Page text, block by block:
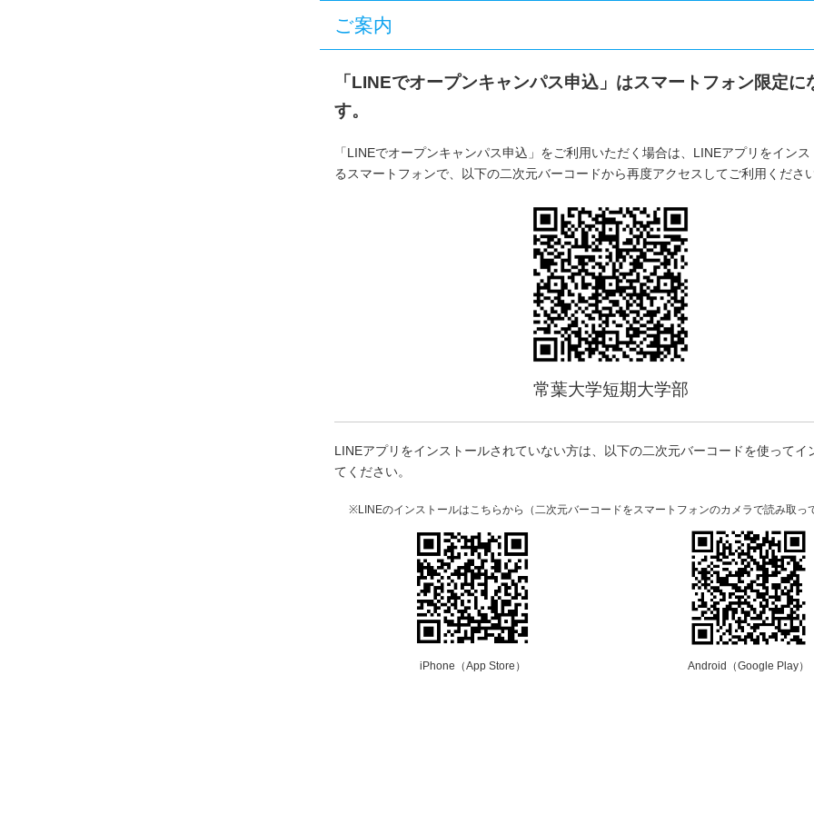
ご案内
「LINEでオープンキャンパス申込」はスマートフォン限定に
す。
「LINEでオープンキャンパス申込」をご利用いただく場合は、LINEアプリをイン
るスマートフォンで、以下の二次元バーコードから再度アクセスしてご利用ください
常葉大学短期大学部
LINEアプリをインストールされていない方は、以下の二次元バーコードを使ってイ
てください。
※LINEのインストールはこちらから（二次元バーコードをスマートフォンのカメラで読み取っ
iPhone（App Store） Android（Google Play）